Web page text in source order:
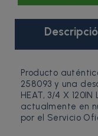
Producto
258093 y una
HEAT, 3/4 X
actualmente en
por el Servicio